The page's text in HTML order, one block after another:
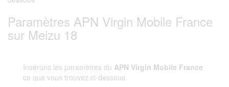
Paramètres APN Virgin Mobile France
sur Meizu 18
Insérons les paramètres du APN Virgin Mobile France
ce que vous trouvez ci-dessous.